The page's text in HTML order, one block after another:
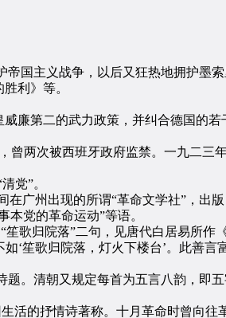
国主义战争，以后又狂热地拥护墨索
利》等。
廉第二的武力政策，并纠合德国的若
两次被西班牙政府监禁。一九二三
党”。
广州出现的所谓“革命文学社”，出
党的革命运动”等语。
歌归院落”二句，见唐代白居易所作
‘笙歌归院落，灯火下楼台’。此善言
。清朝又规定每首为五言八韵，即五
的抒情诗著称。十月革命时曾向往